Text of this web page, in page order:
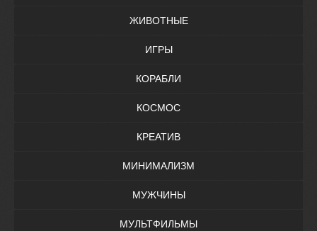
ЖИВОТНЫЕ
ИГРЫ
КОРАБЛИ
КОСМОС
КРЕАТИВ
МИНИМАЛИЗМ
МУЖЧИНЫ
МУЛЬТФИЛЬМЫ